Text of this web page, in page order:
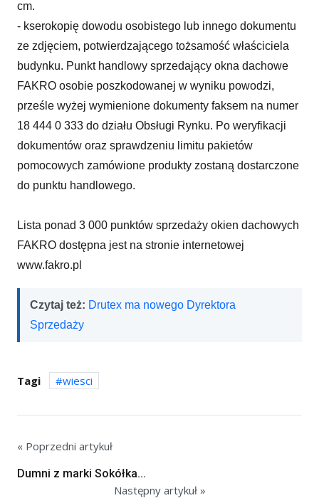
cm.
- kserokopię dowodu osobistego lub innego dokumentu
ze zdjęciem, potwierdzającego tożsamość właściciela
budynku. Punkt handlowy sprzedający okna dachowe
FAKRO osobie poszkodowanej w wyniku powodzi,
prześle wyżej wymienione dokumenty faksem na numer
18 444 0 333 do działu Obsługi Rynku. Po weryfikacji
dokumentów oraz sprawdzeniu limitu pakietów
pomocowych zamówione produkty zostaną dostarczone
do punktu handlowego.
Lista ponad 3 000 punktów sprzedaży okien dachowych
FAKRO dostępna jest na stronie internetowej
www.fakro.pl
Czytaj też: Drutex ma nowego Dyrektora
Sprzedaży
Tagi wiesci
« Poprzedni artykuł
Dumni z marki Sokółka...
Następny artykuł »